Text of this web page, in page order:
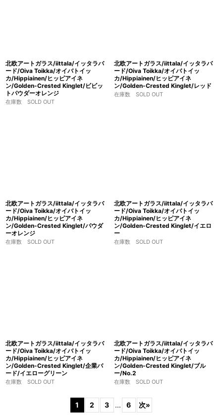
北欧アートガラス/iittala/イッタラバ
ード/Oiva Toikka/オイバトイッ
カ/Hippiainen/ヒッピアイネ
ン/Golden-Crested Kinglet/ビビッ
トパウダーオレンジ
在庫数 SOLD OUT
北欧アートガラス/iittala/イッタラバ
ード/Oiva Toikka/オイバトイッ
カ/Hippiainen/ヒッピアイネ
ン/Golden-Crested Kinglet/レッド
在庫数 SOLD OUT
北欧アートガラス/iittala/イッタラバ
ード/Oiva Toikka/オイバトイッ
カ/Hippiainen/ヒッピアイネ
ン/Golden-Crested Kinglet/パウダ
ーオレンジ
在庫数 SOLD OUT
北欧アートガラス/iittala/イッタラバ
ード/Oiva Toikka/オイバトイッ
カ/Hippiainen/ヒッピアイネ
ン/Golden-Crested Kinglet/イエロ
ー
在庫数 SOLD OUT
北欧アートガラス/iittala/イッタラバ
ード/Oiva Toikka/オイバトイッ
カ/Hippiainen/ヒッピアイネ
ン/Golden-Crested Kinglet/企業バ
ード/イエローグリーン
在庫数 SOLD OUT
北欧アートガラス/iittala/イッタラバ
ード/Oiva Toikka/オイバトイッ
カ/Hippiainen/ヒッピアイネ
ン/Golden-Crested Kinglet/ブル
ー/No.2
在庫数 SOLD OUT
1 2 3 ... 6 次»